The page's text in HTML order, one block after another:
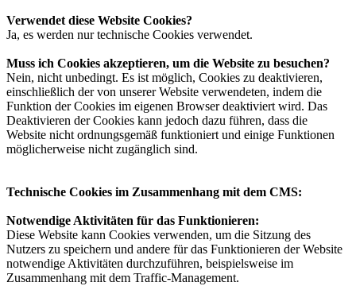
Verwendet diese Website Cookies?
Ja, es werden nur technische Cookies verwendet.
Muss ich Cookies akzeptieren, um die Website zu besuchen?
Nein, nicht unbedingt. Es ist möglich, Cookies zu deaktivieren,
einschließlich der von unserer Website verwendeten, indem die
Funktion der Cookies im eigenen Browser deaktiviert wird. Das
Deaktivieren der Cookies kann jedoch dazu führen, dass die
Website nicht ordnungsgemäß funktioniert und einige Funktionen
möglicherweise nicht zugänglich sind.
Technische Cookies im Zusammenhang mit dem CMS:
Notwendige Aktivitäten für das Funktionieren:
Diese Website kann Cookies verwenden, um die Sitzung des
Nutzers zu speichern und andere für das Funktionieren der Website
notwendige Aktivitäten durchzuführen, beispielsweise im
Zusammenhang mit dem Traffic-Management.